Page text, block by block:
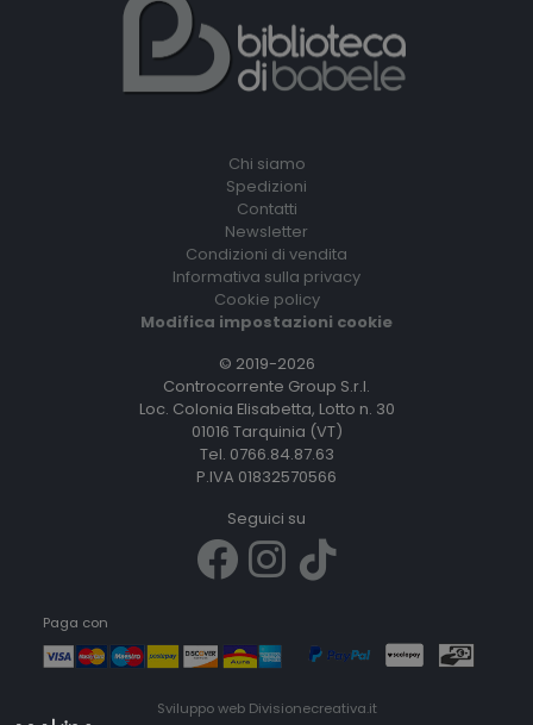
Chi siamo
Spedizioni
Contatti
Newsletter
Condizioni di vendita
Informativa sulla privacy
Cookie policy
Modifica impostazioni cookie
© 2019-2026
Controcorrente Group S.r.l.
Loc. Colonia Elisabetta, Lotto n. 30
01016 Tarquinia (VT)
Tel. 0766.84.87.63
P.IVA 01832570566
Seguici su
Paga con
Sviluppo web Divisionecreativa.it